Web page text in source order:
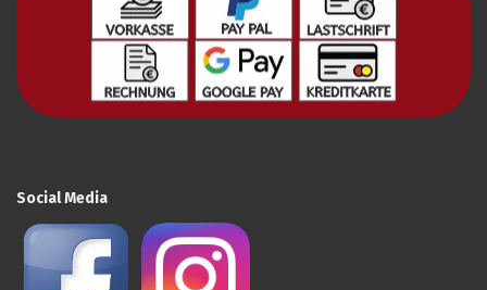
Social Media